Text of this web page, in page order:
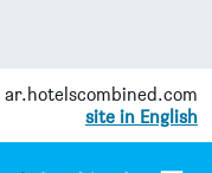
ar.hotelscombined.com
site in English